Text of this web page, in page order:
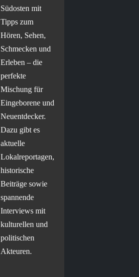
Südosten mit
Tipps zum
Hören, Sehen,
Schmecken und
Erleben – die
perfekte
Mischung für
Eingeborene und
Neuentdecker.
Dazu gibt es
aktuelle
Lokalreportagen,
historische
Beiträge sowie
spannende
Interviews mit
kulturellen und
politischen
Akteuren.